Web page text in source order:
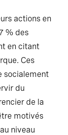
actions en
% des
en citant
Ces
socialement
du
de la
motivés
niveau